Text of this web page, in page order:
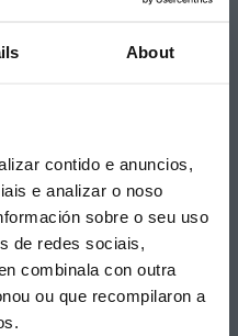
About
contido e anuncios,
e analizar o noso
sobre o seu uso
de redes sociais,
combinala con outra
ou que recompilaron a
en la web
una
Enlace.